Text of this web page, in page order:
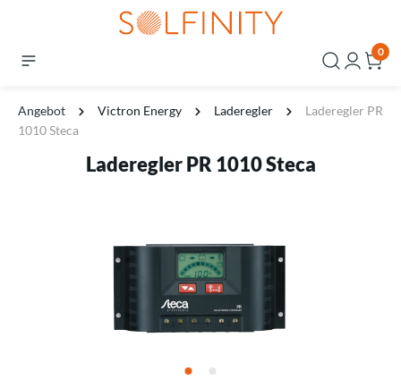
0
Angebot Victron Energy Laderegler
Laderegler PR
1010 Steca
Laderegler PR 1010 Steca